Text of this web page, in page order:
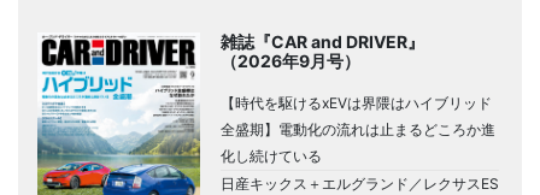
雑誌『CAR and DRIVER』
（2026年9月号）
【時代を駆けるxEVは界隈はハイブリッド
全盛期】電動化の流れは止まるどころか進
化し続けている
日産キックス＋エルグランド／レクサスES